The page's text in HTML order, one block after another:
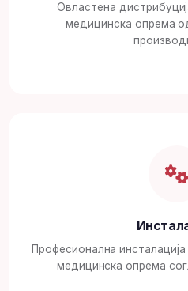
Овластена
медицинска опрема
Професионална
медицинска опрема